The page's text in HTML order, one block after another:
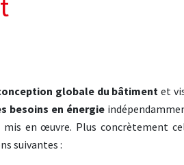
globale du bâtiment et
besoins en énergie
mis en œuvre. Plus concrètement
suivantes :